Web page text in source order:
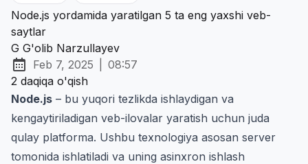
Node.js yordamida yaratilgan 5 ta eng yaxshi veb-
saytlar
G G'olib Narzullayev
Chop etilgan:
Feb 7, 2025
at
08:57
2 daqiqa o'qish
Node.js – bu yuqori tezlikda ishlaydigan va
kengaytiriladigan veb-ilovalar yaratish uchun juda
qulay platforma. Ushbu texnologiya asosan server
tomonida ishlatiladi va uning asinxron ishlash